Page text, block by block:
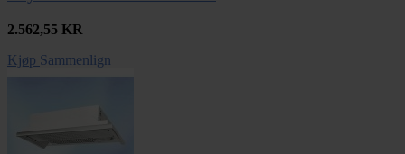
2.562,55 KR
Kjøp Sammenlign